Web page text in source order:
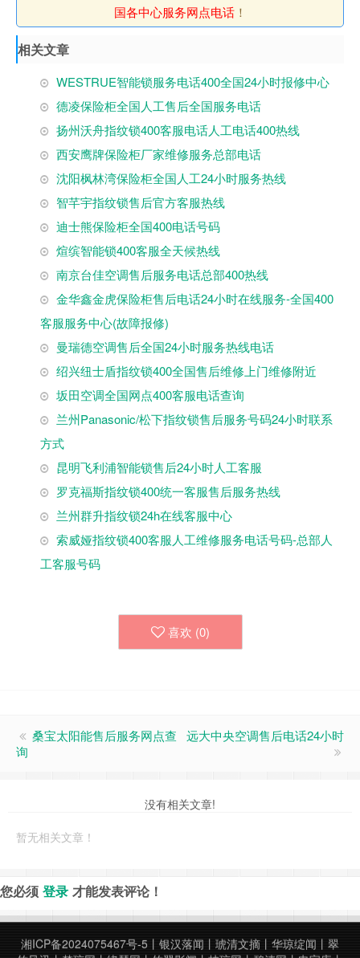
国各中心服务网点电话！
相关文章
WESTRUE智能锁服务电话400全国24小时报修中心
德凌保险柜全国人工售后全国服务电话
扬州沃舟指纹锁400客服电话人工电话400热线
西安鹰牌保险柜厂家维修服务总部电话
沈阳枫林湾保险柜全国人工24小时服务热线
智芊宇指纹锁售后官方客服热线
迪士熊保险柜全国400电话号码
煊缤智能锁400客服全天候热线
南京台佳空调售后服务电话总部400热线
金华鑫金虎保险柜售后电话24小时在线服务-全国400
客服服务中心(故障报修)
曼瑞德空调售后全国24小时服务热线电话
绍兴纽士盾指纹锁400全国售后维修上门维修附近
坂田空调全国网点400客服电话查询
兰州Panasonic/松下指纹锁售后服务号码24小时联系
方式
昆明飞利浦智能锁售后24小时人工客服
罗克福斯指纹锁400统一客服售后服务热线
兰州群升指纹锁24h在线客服中心
索威娅指纹锁400客服人工维修服务电话号码-总部人
工客服号码
喜欢 (0)
桑宝太阳能售后服务网点查
询
远大中央空调售后电话24小时
没有相关文章!
暂无相关文章！
您必须 登录 才能发表评论！
湘ICP备2024075467号-5 丨 银汉落闻 丨 琥清文摘 丨 华琼绽闻 丨 翠